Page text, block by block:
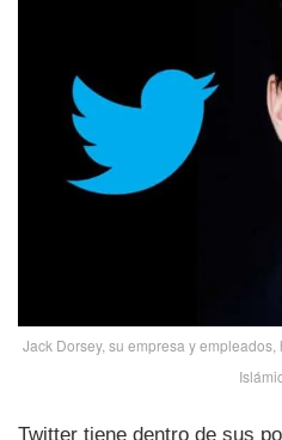
Jack Dorsey, su empresa y
Twitter tiene dentro de sus